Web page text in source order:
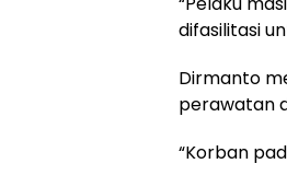
difasilitasi
Dirmanto
perawatan
“Korban